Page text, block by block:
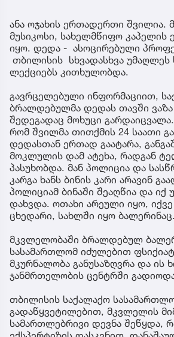
ანა ოჯახის ერთადერთი შვილია.
მუსიკოსი, სახელმწიფო კაპელის
იყო. დედა - ასოცირებული
თბილისის სხვადასხვა უმაღლეს
ლექციებს კითხულობდა.
გავრცელებული ინფორმაციით,
ბრალდებულმა დედას თავში ვაზა
შედეგადაც მოხუცი
რომ შვილმა თითქმის 24 საათი
დედასთან ერთად გაატარა,
მოკლულის დამ ატეხა, რადგან
პასუხობდა. მან პოლიცია და
კარგა ხანს ბინის კარი არავინ
პოლიციამ ბინაში შეაღწია და იქ
დახვდა. ოთახი არეული იყო, იქვე
ცხედარი, სახლში იყო ბალერინაც.
მკვლელობაში ბრალდებულ
სასამართლომ იძულებით
მკურნალობა განუსაზღვრა და ის
ჯანმრთელობის ცენტრში
თბილისის საქალაქო
გადაწყვეტილებით, მკვლელის
სამართლებრივი დევნა შეწყდა,